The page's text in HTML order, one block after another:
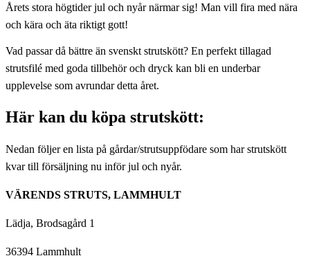
Årets stora högtider jul och nyår närmar sig! Man vill fira med nära
och kära och äta riktigt gott!
Vad passar då bättre än svenskt strutskött? En perfekt tillagad
strutsfilé med goda tillbehör och dryck kan bli en underbar
upplevelse som avrundar detta året.
Här kan du köpa strutskött:
Nedan följer en lista på gårdar/strutsuppfödare som har strutskött
kvar till försäljning nu inför jul och nyår.
VÄRENDS STRUTS, LAMMHULT
Lädja, Brodsagård 1
36394 Lammhult